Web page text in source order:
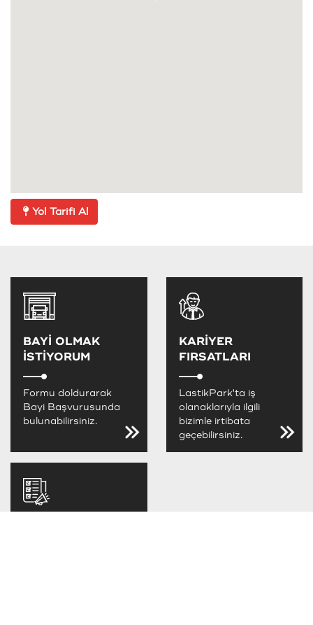
Yol Tarifi Al
BAYİ OLMAK
İSTİYORUM
Formu doldurarak
Bayi Başvurusunda
bulunabilirsiniz.
KARİYER
FIRSATLARI
LastikPark'ta iş
olanaklarıyla ilgili
bizimle irtibata
geçebilirsiniz.